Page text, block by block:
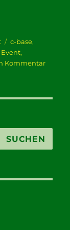
Schlagwörter
c-base,
Event,
Kommentarzu
SUCHEN